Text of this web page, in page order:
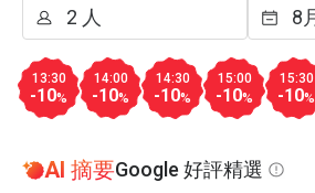
13:30
-10%
14:00
-10%
14:30
-10%
15:00
-10%
15:30
-10%
AI 摘要Google 好評精選